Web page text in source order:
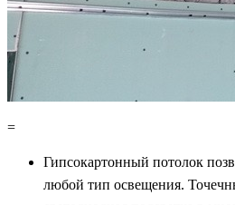
=
Гипсокартонный потолок
любой тип освещения.